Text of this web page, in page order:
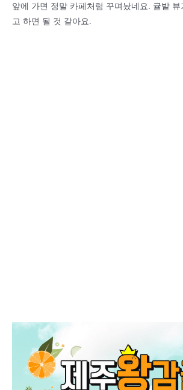
앞에 가면 정말 카페처럼 꾸며놨네요. 귤밭
고 하면 될 것 같아요.